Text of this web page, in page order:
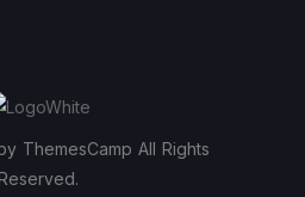
ThemesCamp All Rights
Reserved.